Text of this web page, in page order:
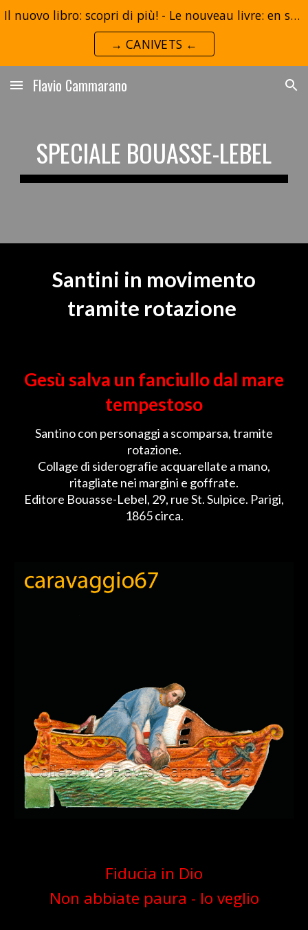
Skip to main content
Il nuovo libro: scopri di più! - Le nouveau livre: en savoir plus!
→ CANIVETS ←
Flavio Cammarano
SPECIALE BOUASSE-LEBEL
Santini in movimento
tramite rotazione
Gesù salva un fanciullo dal mare
tempestoso
Santino con personaggi a scomparsa, tramite
rotazione.
Collage di siderografie acquarellate a mano,
ritagliate nei margini e goffrate.
Editore Bouasse-Lebel, 29, rue St. Sulpice. Parigi,
1865 circa.
Fiducia in Dio
Non abbiate paura - Io veglio